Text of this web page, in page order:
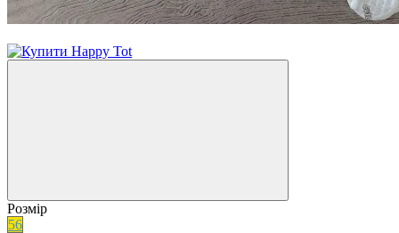
Розмір
56